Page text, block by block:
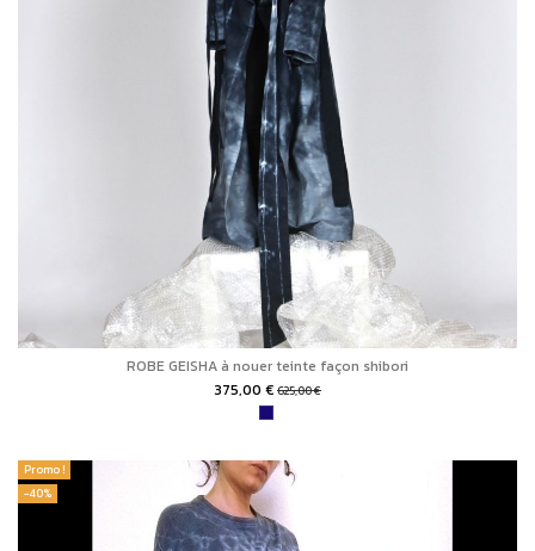
ROBE GEISHA à nouer teinte façon shibori
375,00 € 625,00 €
Promo !
-40%